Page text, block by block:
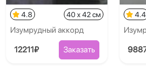
4.8 40 x 42 см
Изумрудный аккорд
12211₽ Заказать
4.4